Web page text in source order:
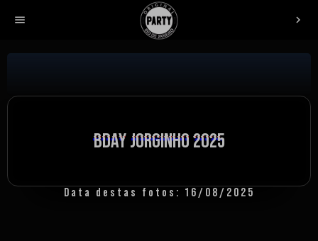
menu chevron_right
BDAY JORGINHO 2025
BDAY JORGINHO 2025
BDAY JORGINHO 2025
Data destas fotos: 16/08/2025